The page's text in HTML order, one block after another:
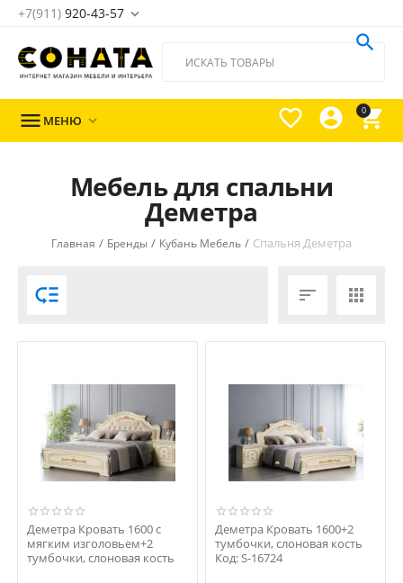
+7(911) 920-43-57 
0




 МЕНЮ 
Мебель для спальни
Деметра
Главная / Бренды / Кубань Мебель / Спальня Деметра
  
Деметра Кровать 1600 с
мягким изголовьем+2
тумбочки, слоновая кость
Деметра Кровать 1600+2
тумбочки, слоновая кость
Код: S-16724